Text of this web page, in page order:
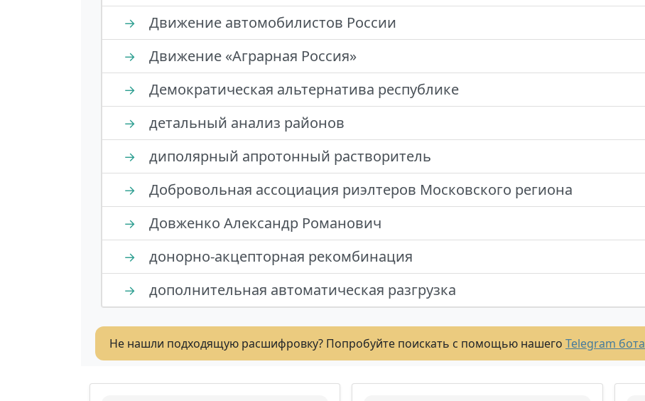
→ Движение автомобилистов России
→ Движение «Аграрная Россия»
→ Демократическая альтернатива республике
→ детальный анализ районов
→ диполярный апротонный растворитель
→ Добровольная ассоциация риэлтеров Московского региона
→ Довженко Александр Романович
→ донорно-акцепторная рекомбинация
→ дополнительная автоматическая разгрузка
Не нашли подходящую расшифровку? Попробуйте поискать с помощью нашего Telegram бота